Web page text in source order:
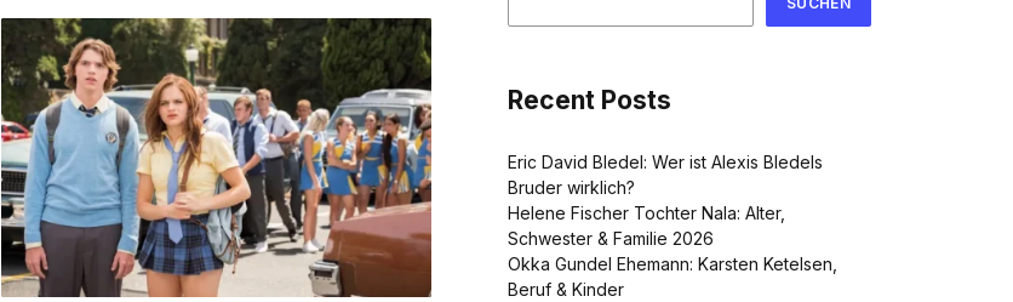
Recent Posts
Eric David Bledel: Wer ist Alexis Bledels
Bruder wirklich?
Helene Fischer Tochter Nala: Alter,
Schwester & Familie 2026
Okka Gundel Ehemann: Karsten Ketelsen,
Beruf & Kinder